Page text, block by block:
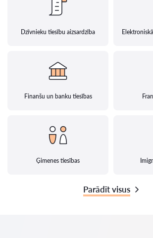
Dzīvnieku tiesību aizsardzība
Finanšu un banku tiesības
Ģimenes tiesības
Parādīt visus